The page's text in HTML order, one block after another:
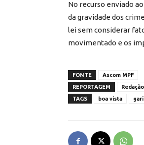
No recurso enviado
da gravidade dos
lei sem considerar
movimentado e os
FONTE
Ascom MPF
REPORTAGEM
Redação
TAGS
boa vista